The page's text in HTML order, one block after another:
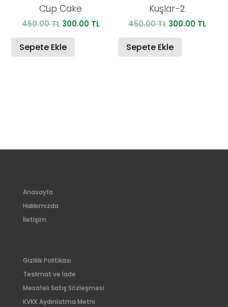
Cup Cake
450.00TL Orijinal
450.00 TL.
300.00 TLŞu
300.00 TL.
Sepete Ekle
Kuşlar-2
450.00TL Orijinal
450.00 TL.
300.00 TLŞu
Sepete Ekle
Anasayfa
Hakkımızda
İletişim
Gizlilik Politikası
Teslimat ve İade
Mesafeli Satış Sözleşmesi
KVKK Aydınlatma Metni